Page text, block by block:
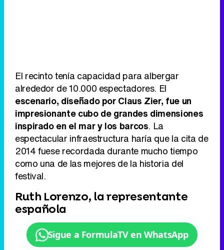
El recinto tenía capacidad para albergar
alrededor de 10.000 espectadores. El
escenario, diseñado por Claus Zier, fue un
impresionante cubo de grandes dimensiones
inspirado en el mar y los barcos. La
espectacular infraestructura haría que la cita de
2014 fuese recordada durante mucho tiempo
como una de las mejores de la historia del
festival.
Ruth Lorenzo, la representante
española
Sigue a FormulaTV en WhatsApp